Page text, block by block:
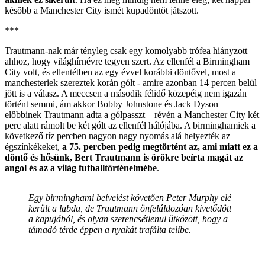
később a Manchester City ismét kupadöntőt játszott.
***
Trautmann-nak már tényleg csak egy komolyabb trófea hiányzott
ahhoz, hogy világhírnévre tegyen szert. Az ellenfél a Birmingham
City volt, és ellentétben az egy évvel korábbi döntővel, most a
manchesteriek szereztek korán gólt - amire azonban 14 percen belül
jött is a válasz. A meccsen a második félidő közepéig nem igazán
történt semmi, ám akkor Bobby Johnstone és Jack Dyson –
előbbinek Trautmann adta a gólpasszt – révén a Manchester City két
perc alatt rámolt be két gólt az ellenfél hálójába. A birminghamiek a
következő tíz percben nagyon nagy nyomás alá helyezték az
égszínkékeket, a 75. percben pedig megtörtént az, ami miatt ez a
döntő és hősünk, Bert Trautmann is örökre beírta magát az
angol és az a világ futballtörténelmébe.
Egy birminghami beívelést követően Peter Murphy elé
került a labda, de Trautmann önfeláldozóan kivetődött
a kapujából, és olyan szerencsétlenul ütközött, hogy a
támadó térde éppen a nyakát trafálta telibe.